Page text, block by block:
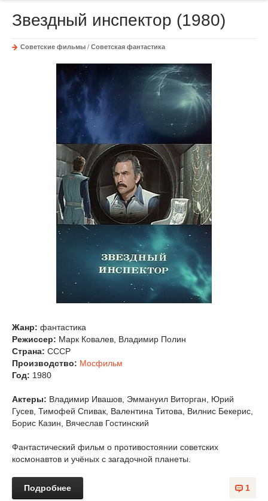
Звездный инспектор (1980)
Советские фильмы / Советская фантастика
Жанр: фантастика
Режиссер: Марк Ковалев, Владимир Полин
Страна: СССР
Производство: Мосфильм
Год: 1980
Актеры: Владимир Ивашов, Эммануил Виторган, Юрий
Гусев, Тимофей Спивак, Валентина Титова, Вилнис Бекерис,
Борис Казин, Вячеслав Гостинский
Фантастический фильм о противостоянии советских
космонавтов и учёных с загадочной планеты.
1
Подробнее